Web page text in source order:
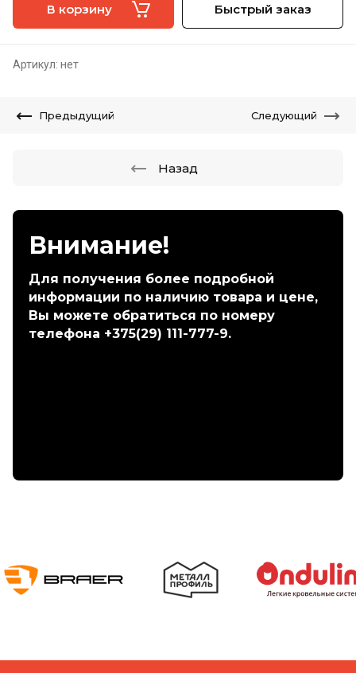
Внимание!
Для получения более подробной
информации по наличию товара и цене,
Вы можете обратиться по номеру
телефона +375(29) 111-777-9.
В корзину Быстрый заказ
Артикул: нет
Предыдущий Следующий
Назад